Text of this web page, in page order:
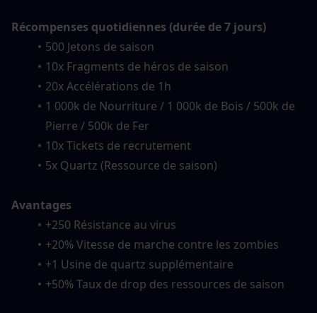
Récompenses quotidiennes (durée de 7 jours)
500 Jetons de saison
10x Fragments de héros de saison
20x Accélérations de 1h
1 000k de Nourriture / 1 000k de Bois / 500k de
Pierre / 500k de Fer
10x Tickets de recrutement
5x Quartz (Ressource de saison)
Avantages
+250 Résistance au virus
+20% Vitesse de marche contre les zombies
+1 Usine de quartz supplémentaire
+50% Taux de drop des ressources de saison